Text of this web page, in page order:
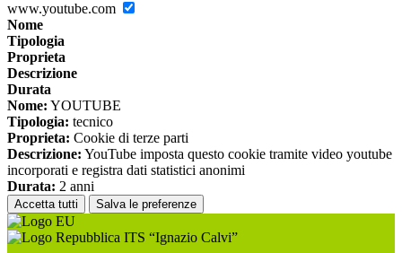
www.youtube.com
Nome
Tipologia
Proprieta
Descrizione
Durata
Nome: YOUTUBE
Tipologia: tecnico
Proprieta: Cookie di terze parti
Descrizione: YouTube imposta questo cookie tramite video youtube
incorporati e registra dati statistici anonimi
Durata: 2 anni
Accetta tutti Salva le preferenze
ITS “Ignazio Calvi”